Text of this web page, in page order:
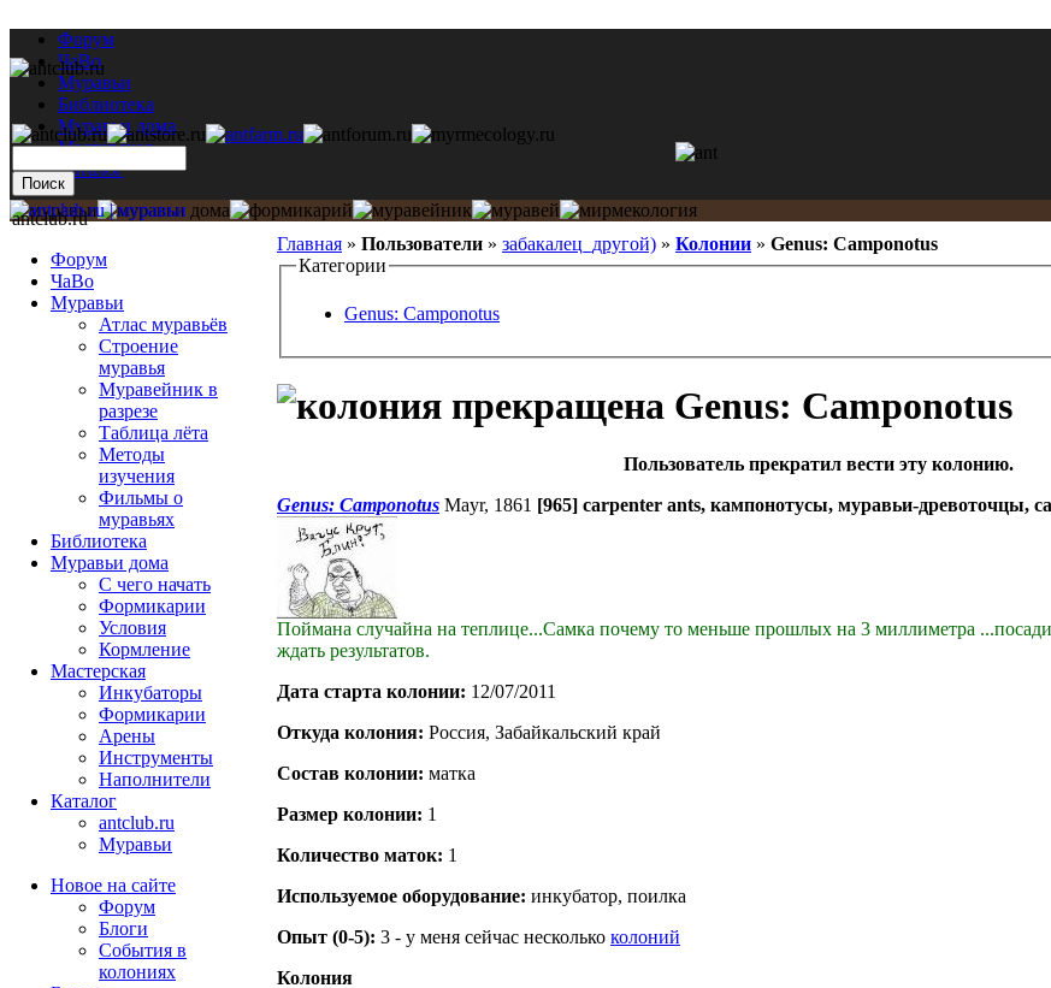
Форум
ЧаВо
Муравьи
Библиотека
Муравьи дома
Мастерская
Каталог
Главная » Пользователи » забакалец_другой) » Колонии » Genus: Camponotus
Категории
Genus: Camponotus
Genus: Camponotus
Пользователь прекратил вести эту колонию.
Genus: Camponotus Mayr, 1861 [965] carpenter ants, кампонотусы, муравьи-древоточцы,
Поймана случайна на теплице...Самка почему то меньше прошлых на 3 миллиметра
ждать результатов.
Дата старта кoлонии: 12/07/2011
Откуда кoлония: Россия, Забайкальский край
Состав кoлонии: матка
Размер кoлонии: 1
Количество маток: 1
Используемое оборудование: инкубатор, поилка
Опыт (0-5): 3 - у меня сейчас несколько колоний
Колония
antclub.ru
Форум
ЧаВо
Муравьи
Атлас муравьёв
Строение
муравья
Муравейник в
разрезе
Таблица лёта
Методы
изучения
Фильмы о
муравьях
Библиотека
Муравьи дома
С чего начать
Формикарии
Условия
Кормление
Мастерская
Инкубаторы
Формикарии
Арены
Инструменты
Наполнители
Каталог
antclub.ru
Муравьи
Новое на сайте
Форум
Блоги
События в
колониях